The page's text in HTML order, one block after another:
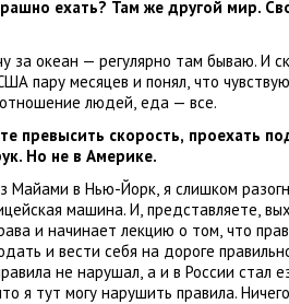
ехать? Там же другой мир.
за океан — регулярно там бываю. И
пару месяцев и понял, что
людей, еда — все.
превысить скорость, проехать
Но не в Америке.
Майами в Нью-Йорк, я слишком
машина. И, представляете,
и начинает лекцию о том, что
и вести себя на дороге
не нарушал, а и в России стал
я тут могу нарушить правила.